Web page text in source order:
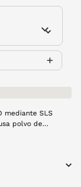
mediante SLS
polvo de
forma